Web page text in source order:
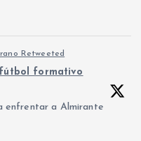
Retweeted
formativo
enfrentar a Almirante